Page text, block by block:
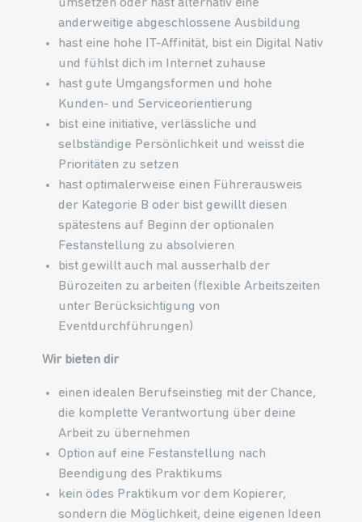
umsetzen oder hast alternativ eine
anderweitige abgeschlossene Ausbildung
hast eine hohe IT-Affinität, bist ein Digital Nativ
und fühlst dich im Internet zuhause
hast gute Umgangsformen und hohe
Kunden- und Serviceorientierung
bist eine initiative, verlässliche und
selbständige Persönlichkeit und weisst die
Prioritäten zu setzen
hast optimalerweise einen Führerausweis
der Kategorie B oder bist gewillt diesen
spätestens auf Beginn der optionalen
Festanstellung zu absolvieren
bist gewillt auch mal ausserhalb der
Bürozeiten zu arbeiten (flexible Arbeitszeiten
unter Berücksichtigung von
Eventdurchführungen)
Wir bieten dir
einen idealen Berufseinstieg mit der Chance,
die komplette Verantwortung über deine
Arbeit zu übernehmen
Option auf eine Festanstellung nach
Beendigung des Praktikums
kein ödes Praktikum vor dem Kopierer,
sondern die Möglichkeit, deine eigenen Ideen